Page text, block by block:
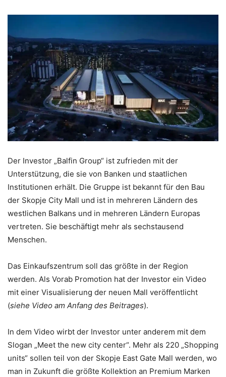
Der Investor „Balfin Group“ ist zufrieden mit der
Unterstützung, die sie von Banken und staatlichen
Institutionen erhält. Die Gruppe ist bekannt für den Bau
der Skopje City Mall und ist in mehreren Ländern des
westlichen Balkans und in mehreren Ländern Europas
vertreten. Sie beschäftigt mehr als sechstausend
Menschen.
Das Einkaufszentrum soll das größte in der Region
werden. Als Vorab Promotion hat der Investor ein Video
mit einer Visualisierung der neuen Mall veröffentlicht
(siehe Video am Anfang des Beitrages).
In dem Video wirbt der Investor unter anderem mit dem
Slogan „Meet the new city center“. Mehr als 220 „Shopping
units“ sollen teil von der Skopje East Gate Mall werden, wo
man in Zukunft die größte Kollektion an Premium Marken